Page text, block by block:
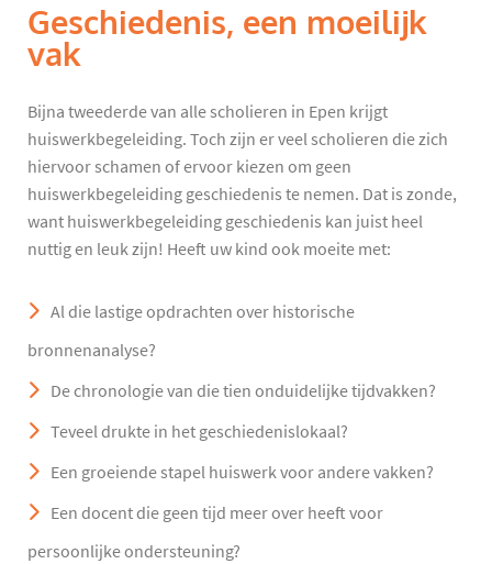
Geschiedenis, een moeilijk
vak
Bijna tweederde van alle scholieren in Epen krijgt
huiswerkbegeleiding. Toch zijn er veel scholieren die zich
hiervoor schamen of ervoor kiezen om geen
huiswerkbegeleiding geschiedenis te nemen. Dat is zonde,
want huiswerkbegeleiding geschiedenis kan juist heel
nuttig en leuk zijn! Heeft uw kind ook moeite met:
Al die lastige opdrachten over historische
bronnenanalyse?
De chronologie van die tien onduidelijke tijdvakken?
Teveel drukte in het geschiedenislokaal?
Een groeiende stapel huiswerk voor andere vakken?
Een docent die geen tijd meer over heeft voor
persoonlijke ondersteuning?